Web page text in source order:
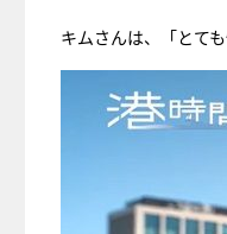
キムさんは、「とて